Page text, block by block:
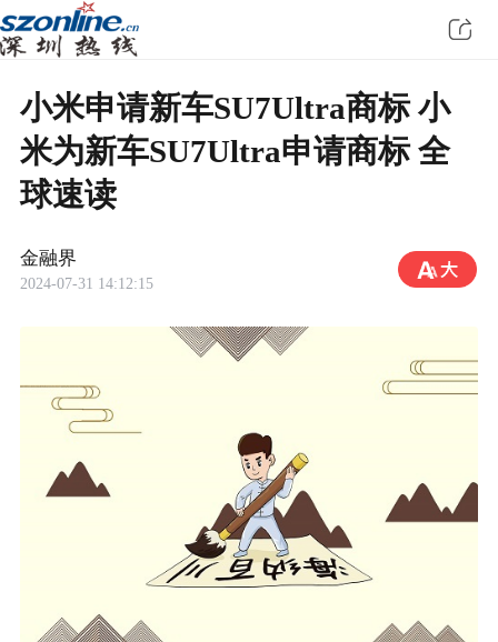
小米申请新车SU7Ultra商标 小
米为新车SU7Ultra申请商标 全
球速读
金融界
2024-07-31 14:12:15